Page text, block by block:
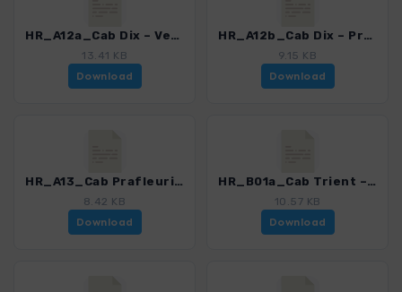
HR_A12a_Cab Dix – Verbier – Champex_5919_2.gpx
13.41 KB
Download
HR_A12b_Cab Dix – Prafleuri_5919_2.gpx
9.15 KB
Download
HR_A13_Cab Prafleuri – Verbier – Champex_5919_2.gpx
8.42 KB
Download
HR_B01a_Cab Trient – La Fouly_5919_2.gpx
10.57 KB
Download